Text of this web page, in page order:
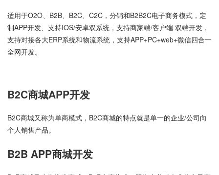
适用于O2O、B2B、B2C、C2C，分销和B2B2C电子商务模式，定
制APP开发、支持IOS/安卓双系统，支持商家端/客户端 双端开发，
支持对接各大ERP系统和物流系统，支持APP+PC+web+微信四合一
全网开发。
B2C商城APP开发
B2C商城又称为单商模式，B2C商城的特点就是单一的企业/公司向
个人销售产品。
B2B APP商城开发